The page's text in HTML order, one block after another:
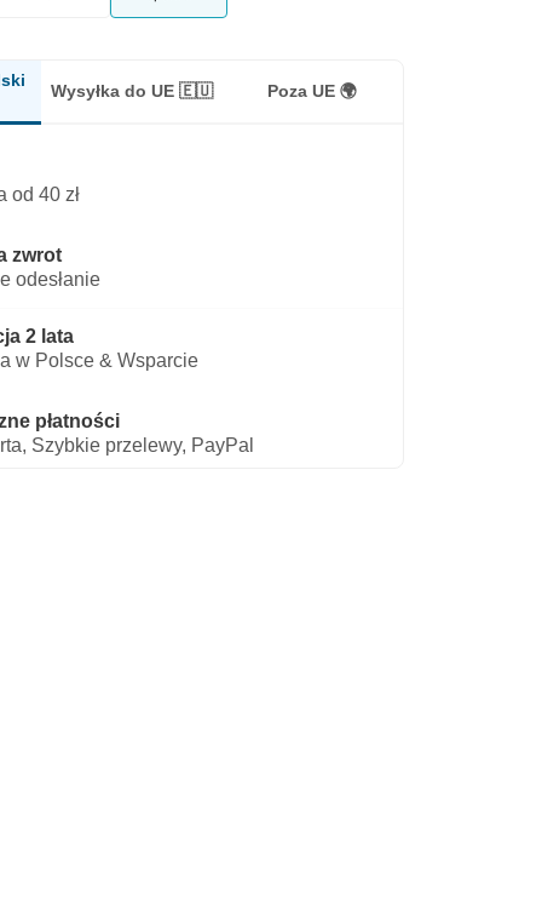
Wysyłka do UE 🇪🇺 Poza UE 🌍
od 40 zł
zwrot
odesłanie
2 lata
w Polsce & Wsparcie
płatności
Szybkie przelewy, PayPal